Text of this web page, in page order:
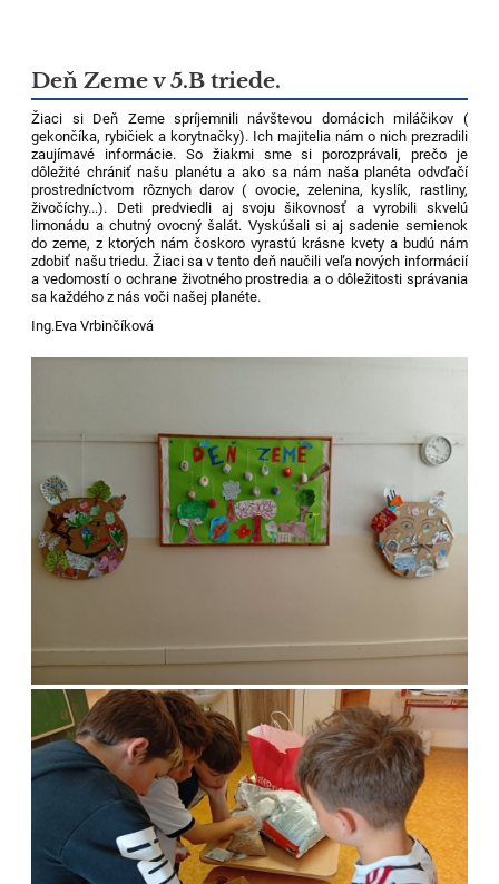
Deň Zeme v 5.B triede.
Žiaci si Deň Zeme spríjemnili návštevou domácich miláčikov (
gekončíka, rybičiek a korytnačky). Ich majitelia nám o nich prezradili
zaujímavé informácie. So žiakmi sme si porozprávali, prečo je
dôležité chrániť našu planétu a ako sa nám naša planéta odvďačí
prostredníctvom rôznych darov ( ovocie, zelenina, kyslík, rastliny,
živočíchy...). Deti predviedli aj svoju šikovnosť a vyrobili skvelú
limonádu a chutný ovocný šalát. Vyskúšali si aj sadenie semienok
do zeme, z ktorých nám čoskoro vyrastú krásne kvety a budú nám
zdobiť našu triedu. Žiaci sa v tento deň naučili veľa nových informácií
a vedomostí o ochrane životného prostredia a o dôležitosti správania
sa každého z nás voči našej planéte.
Ing.Eva Vrbinčíková